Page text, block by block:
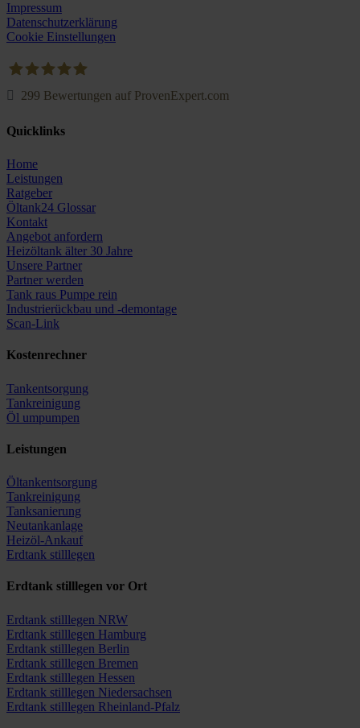
Impressum
Datenschutzerklärung
Cookie Einstellungen
299 Bewertungen auf ProvenExpert.com
Quicklinks
Home
Leistungen
Ratgeber
Öltank24 Glossar
Kontakt
Angebot anfordern
Heizöltank älter 30 Jahre
Unsere Partner
Partner werden
Tank raus Pumpe rein
Industrierückbau und -demontage
Scan-Link
Kostenrechner
Tankentsorgung
Tankreinigung
Öl umpumpen
Leistungen
Öltankentsorgung
Tankreinigung
Tanksanierung
Neutankanlage
Heizöl-Ankauf
Erdtank stilllegen
Erdtank stilllegen vor Ort
Erdtank stilllegen NRW
Erdtank stilllegen Hamburg
Erdtank stilllegen Berlin
Erdtank stilllegen Bremen
Erdtank stilllegen Hessen
Erdtank stilllegen Niedersachsen
Erdtank stilllegen Rheinland-Pfalz